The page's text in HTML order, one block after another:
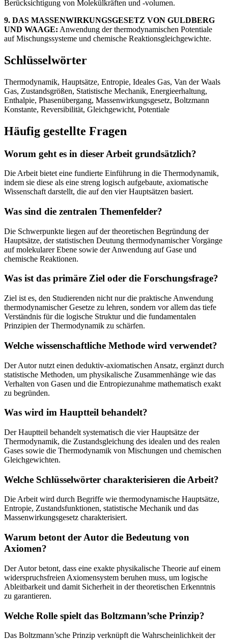
Berücksichtigung von Molekülkräften und -volumen.
9. DAS MASSENWIRKUNGSGESETZ VON GULDBERG
UND WAAGE: Anwendung der thermodynamischen Potentiale
auf Mischungssysteme und chemische Reaktionsgleichgewichte.
Schlüsselwörter
Thermodynamik, Hauptsätze, Entropie, Ideales Gas, Van der Waals
Gas, Zustandsgrößen, Statistische Mechanik, Energieerhaltung,
Enthalpie, Phasenübergang, Massenwirkungsgesetz, Boltzmann
Konstante, Reversibilität, Gleichgewicht, Potentiale
Häufig gestellte Fragen
Worum geht es in dieser Arbeit grundsätzlich?
Die Arbeit bietet eine fundierte Einführung in die Thermodynamik,
indem sie diese als eine streng logisch aufgebaute, axiomatische
Wissenschaft darstellt, die auf den vier Hauptsätzen basiert.
Was sind die zentralen Themenfelder?
Die Schwerpunkte liegen auf der theoretischen Begründung der
Hauptsätze, der statistischen Deutung thermodynamischer Vorgänge
auf molekularer Ebene sowie der Anwendung auf Gase und
chemische Reaktionen.
Was ist das primäre Ziel oder die Forschungsfrage?
Ziel ist es, den Studierenden nicht nur die praktische Anwendung
thermodynamischer Gesetze zu lehren, sondern vor allem das tiefe
Verständnis für die logische Struktur und die fundamentalen
Prinzipien der Thermodynamik zu schärfen.
Welche wissenschaftliche Methode wird verwendet?
Der Autor nutzt einen deduktiv-axiomatischen Ansatz, ergänzt durch
statistische Methoden, um physikalische Zusammenhänge wie das
Verhalten von Gasen und die Entropiezunahme mathematisch exakt
zu begründen.
Was wird im Hauptteil behandelt?
Der Hauptteil behandelt systematisch die vier Hauptsätze der
Thermodynamik, die Zustandsgleichung des idealen und des realen
Gases sowie die Thermodynamik von Mischungen und chemischen
Gleichgewichten.
Welche Schlüsselwörter charakterisieren die Arbeit?
Die Arbeit wird durch Begriffe wie thermodynamische Hauptsätze,
Entropie, Zustandsfunktionen, statistische Mechanik und das
Massenwirkungsgesetz charakterisiert.
Warum betont der Autor die Bedeutung von
Axiomen?
Der Autor betont, dass eine exakte physikalische Theorie auf einem
widerspruchsfreien Axiomensystem beruhen muss, um logische
Ableitbarkeit und damit Sicherheit in der theoretischen Erkenntnis
zu garantieren.
Welche Rolle spielt das Boltzmann’sche Prinzip?
Das Boltzmann’sche Prinzip verknüpft die Wahrscheinlichkeit der